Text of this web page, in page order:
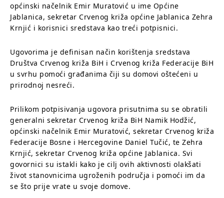
općinski načelnik Emir Muratović u ime Općine
Jablanica, sekretar Crvenog križa općine Jablanica Zehra
Krnjić i korisnici sredstava kao treći potpisnici.
Ugovorima je definisan način korištenja sredstava
Društva Crvenog križa BiH i Crvenog križa Federacije BiH
u svrhu pomoći građanima čiji su domovi oštećeni u
prirodnoj nesreći.
Prilikom potpisivanja ugovora prisutnima su se obratili
generalni sekretar Crvenog križa BiH Namik Hodžić,
općinski načelnik Emir Muratović, sekretar Crvenog križa
Federacije Bosne i Hercegovine Daniel Tučić, te Zehra
Krnjić, sekretar Crvenog križa općine Jablanica. Svi
govornici su istakli kako je cilj ovih aktivnosti olakšati
život stanovnicima ugroženih područja i pomoći im da
se što prije vrate u svoje domove.